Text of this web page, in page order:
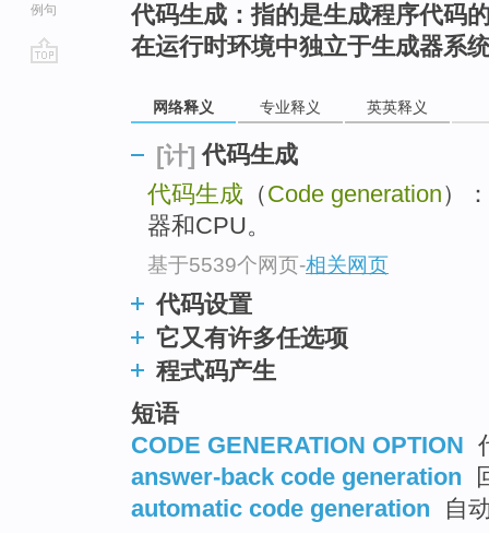
例句
代码生成：指的是生成程序代码
在运行时环境中独立于生成器系
网络释义 专业释义 英英释义
[计] 代码生成
代码生成 （Code generation）
器和CPU。
基于5539个网页-相关网页
代码设置
它又有许多任选项
程式码产生
短语
CODE GENERATION OPTION
answer-back code generation
automatic code generation
自